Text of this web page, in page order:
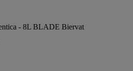
- 8L BLADE Biervat